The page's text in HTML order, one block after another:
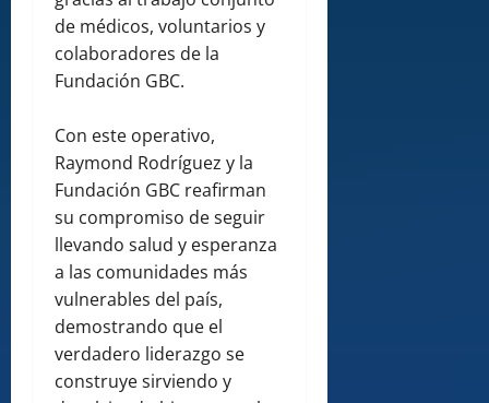
de médicos, voluntarios y
colaboradores de la
Fundación GBC.
Con este operativo,
Raymond Rodríguez y la
Fundación GBC reafirman
su compromiso de seguir
llevando salud y esperanza
a las comunidades más
vulnerables del país,
demostrando que el
verdadero liderazgo se
construye sirviendo y